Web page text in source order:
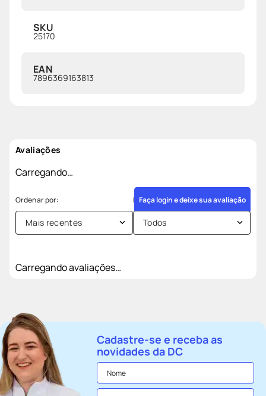
SKU
25170
EAN
7896369163813
Avaliações
Carregando…
Faça login e deixe sua avaliação
Mais recentes Todos
Carregando avaliações…
Cadastre-se e receba as
novidades da DC